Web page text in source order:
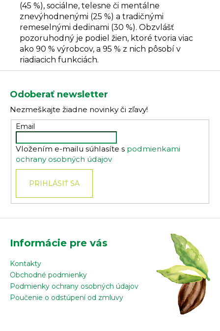
(45 %), sociálne, telesne či mentálne
znevýhodnenými (25 %) a tradičnými
remeselnými dedinami (30 %). Obzvlášť
pozoruhodný je podiel žien, ktoré tvoria viac
ako 90 % výrobcov, a 95 % z nich pôsobí v
riadiacich funkciách.
Odoberať newsletter
Nezmeškajte žiadne novinky či zľavy!
Email
Vložením e-mailu súhlasíte s podmienkami
ochrany osobných údajov
PRIHLÁSIŤ SA
Informácie pre vás
Kontakty
Obchodné podmienky
Podmienky ochrany osobných údajov
Poučenie o odstúpení od zmluvy